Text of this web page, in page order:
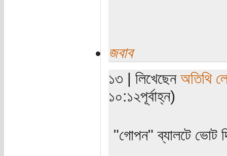
জবাব
১৩ | লিখেছেন অতিথি
১০:১২পূর্বাহ্ন)
"গোপন" ব্যালটে ভোট